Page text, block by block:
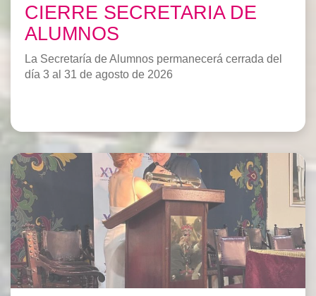
CIERRE SECRETARIA DE
ALUMNOS
La Secretaría de Alumnos permanecerá cerrada del
día 3 al 31 de agosto de 2026